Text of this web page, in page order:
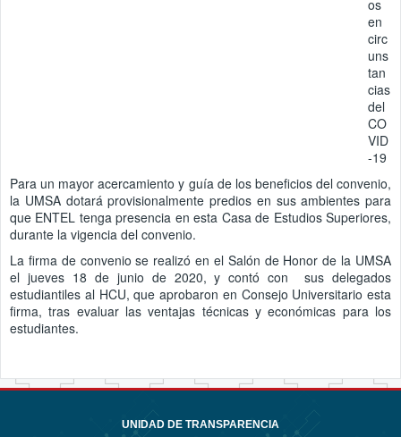
os
en
circ
uns
tan
cias
del
CO
VID
-19
Para un mayor acercamiento y guía de los beneficios del convenio,
la UMSA dotará provisionalmente predios en sus ambientes para
que ENTEL tenga presencia en esta Casa de Estudios Superiores,
durante la vigencia del convenio.
La firma de convenio se realizó en el Salón de Honor de la UMSA
el jueves 18 de junio de 2020, y contó con sus delegados
estudiantiles al HCU, que aprobaron en Consejo Universitario esta
firma, tras evaluar las ventajas técnicas y económicas para los
estudiantes.
UNIDAD DE TRANSPARENCIA